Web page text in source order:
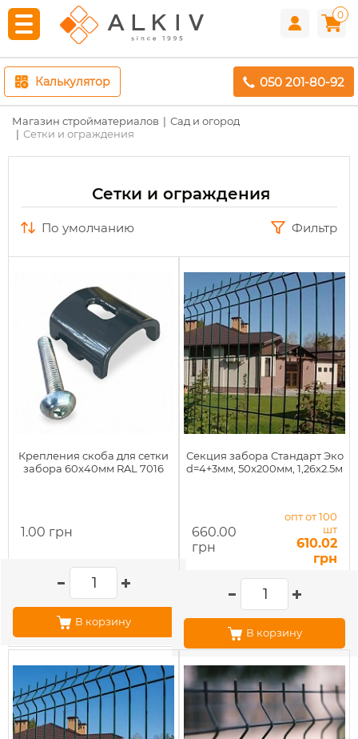
0
Калькулятор 050 201-80-92
Магазин стройматериалов
Сад и огород
Сетки и ограждения
Сетки и ограждения
по умолчанию Фильтр
Крепления скоба для сетки
забора 60x40мм RAL 7016
1.00 грн
В корзину
Секция забора Стандарт Эко
d=4+3мм, 50x200мм, 1,26x2.5м
660.00
грн
опт от 100
шт
610.02
грн
В корзину